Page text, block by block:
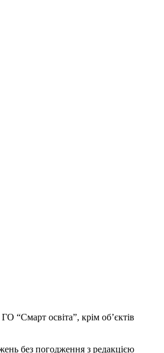
“Смарт освіта”, крім об’єктів
без погодження з редакцією